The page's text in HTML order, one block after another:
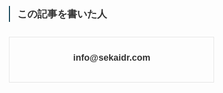
この記事を書いた人
info@sekaidr.com